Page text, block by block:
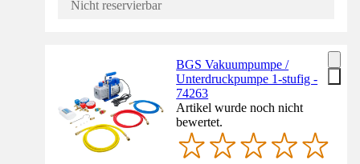
Nicht reservierbar
BGS Vakuumpumpe /
Unterdruckpumpe 1-stufig -
74263
Artikel wurde noch nicht
bewertet.